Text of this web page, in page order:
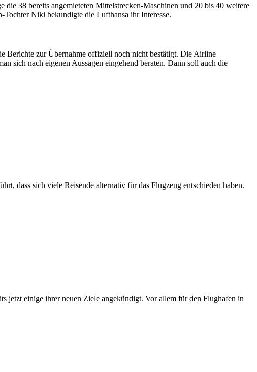
38 bereits angemieteten Mittelstrecken-Maschinen und 20 bis 40 weitere
Niki bekundigte die Lufthansa ihr Interesse.
Berichte zur Übernahme offiziell noch nicht bestätigt. Die Airline
sich nach eigenen Aussagen eingehend beraten. Dann soll auch die
dass sich viele Reisende alternativ für das Flugzeug entschieden haben.
jetzt einige ihrer neuen Ziele angekündigt. Vor allem für den Flughafen in